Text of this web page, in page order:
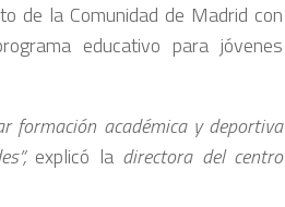
de la Comunidad de Madrid con
educativo para jóvenes
formación académica y deportiva
explicó la directora del centro